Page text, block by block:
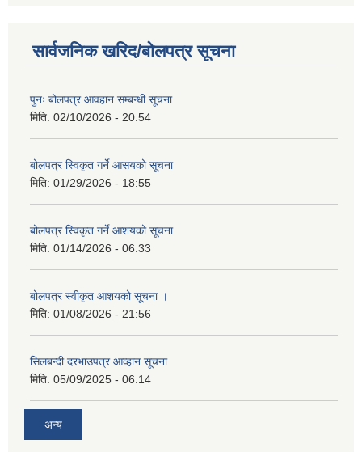
सार्वजनिक खरिद/बोलपत्र सूचना
पुनः बोलपत्र आवहान सम्बन्धी सूचना
मिति: 02/10/2026 - 20:54
बोलपत्र स्विकृत गर्ने आसयको सूचना
मिति: 01/29/2026 - 18:55
बोलपत्र स्विकृत गर्ने आशयको सूचना
मिति: 01/14/2026 - 06:33
बोलपत्र स्वीकृत आशयको सूचना ।
मिति: 01/08/2026 - 21:56
सिलबन्दी दरभाउपत्र आव्हान सूचना
मिति: 05/09/2025 - 06:14
अन्य